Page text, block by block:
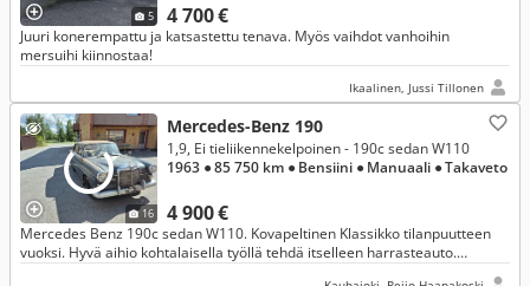
5 4 700 €
Juuri konerempattu ja katsastettu tenava. Myös vaihdot vanhoihin
mersuihi kiinnostaa!
Ikaalinen, Jussi Tillonen
16
Mercedes-Benz 190
4 900 €
1,9, Ei tieliikennekelpoinen - 190c sedan W110
1963 ● 85 750 km ● Bensiini ● Manuaali ● Takaveto
Mercedes Benz 190c sedan W110. Kovapeltinen Klassikko tilanpuutteen
vuoksi. Hyvä aihio kohtalaisella työllä tehdä itselleen harrasteauto.